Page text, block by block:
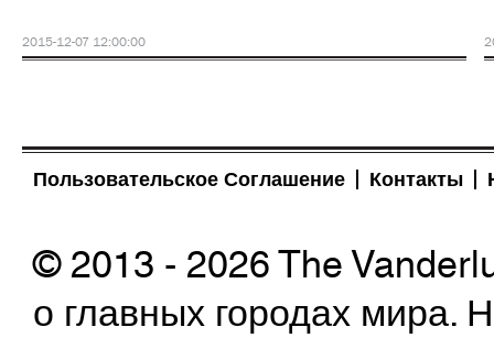
2015-12-07 12:00:00
Пользовательское Соглашение Контакты
© 2013 - 2026 The
о главных городах